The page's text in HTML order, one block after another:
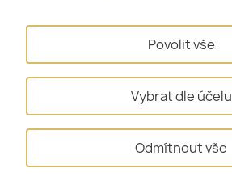
Povolit vše
Vybrat dle účelu
Odmítnout vše